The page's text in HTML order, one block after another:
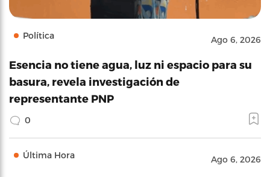
Política Ago 6, 2026
Esencia no tiene agua, luz ni espacio para su
basura, revela investigación de
representante PNP
0
Última Hora Ago 6, 2026